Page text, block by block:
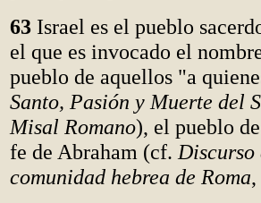
63 Israel es el pueblo
el que es invocado el
pueblo de aquellos "a
Santo, Pasión y Muerte del
Misal Romano), el pueblo
fe de Abraham (cf.
comunidad hebrea de Roma